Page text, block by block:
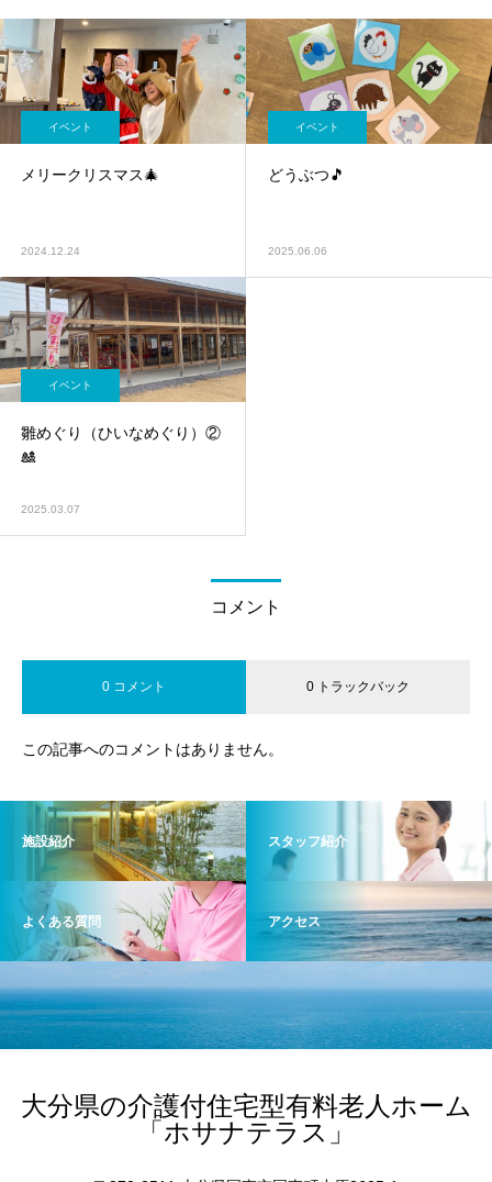
イベント
メリークリスマス🎄
2024.12.24
イベント
どうぶつ🎵
2025.06.06
イベント
雛めぐり（ひいなめぐり）②
🎎
2025.03.07
コメント
0 コメント 0 トラックバック
この記事へのコメントはありません。
施設紹介 スタッフ紹介
よくある質問 アクセス
大分県の介護付住宅型有料老人ホーム
「ホサナテラス」